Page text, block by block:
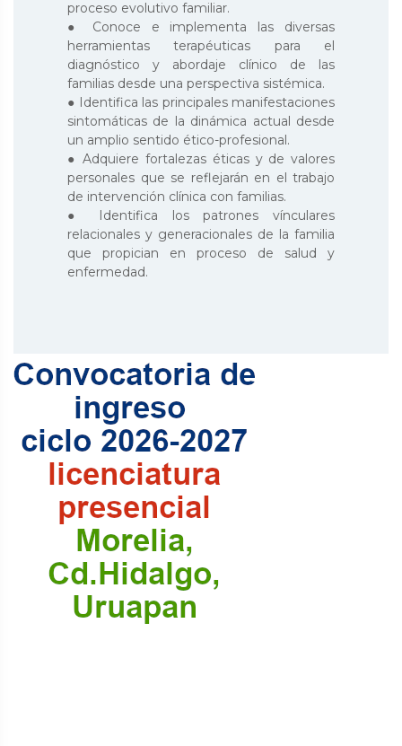
proceso evolutivo familiar.
● Conoce e implementa las diversas
herramientas terapéuticas para el
diagnóstico y abordaje clínico de las
familias desde una perspectiva sistémica.
● Identifica las principales manifestaciones
sintomáticas de la dinámica actual desde
un amplio sentido ético-profesional.
● Adquiere fortalezas éticas y de valores
personales que se reflejarán en el trabajo
de intervención clínica con familias.
● Identifica los patrones vínculares
relacionales y generacionales de la familia
que propician en proceso de salud y
enfermedad.